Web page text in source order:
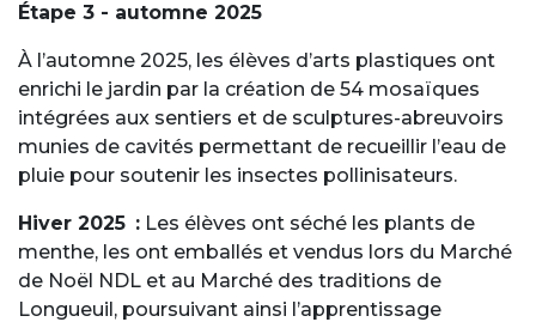
Étape 3 - automne 2025
À l’automne 2025, les élèves d’arts plastiques ont
enrichi le jardin par la création de 54 mosaïques
intégrées aux sentiers et de sculptures-abreuvoirs
munies de cavités permettant de recueillir l’eau de
pluie pour soutenir les insectes pollinisateurs.
Hiver 2025 : Les élèves ont séché les plants de
menthe, les ont emballés et vendus lors du Marché
de Noël NDL et au Marché des traditions de
Longueuil, poursuivant ainsi l’apprentissage